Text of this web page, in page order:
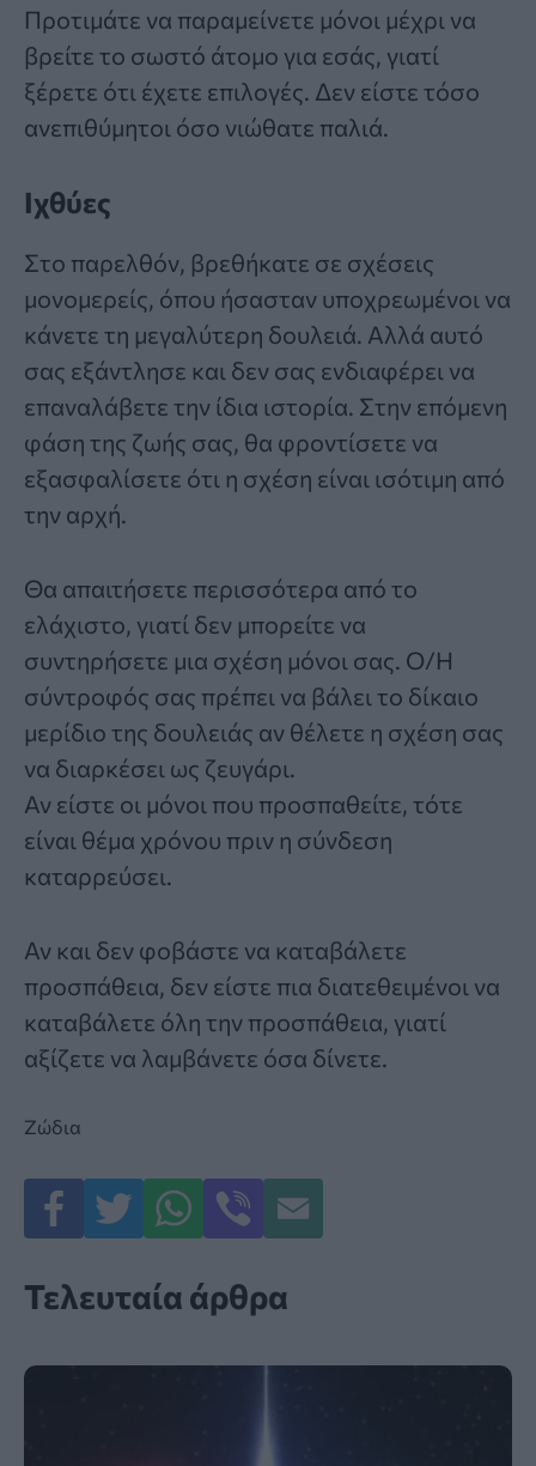
Προτιμάτε να παραμείνετε μόνοι μέχρι να
βρείτε το σωστό άτομο για εσάς, γιατί
ξέρετε ότι έχετε επιλογές. Δεν είστε τόσο
ανεπιθύμητοι όσο νιώθατε παλιά.
Ιχθύες
Στο παρελθόν, βρεθήκατε σε σχέσεις
μονομερείς, όπου ήσασταν υποχρεωμένοι να
κάνετε τη μεγαλύτερη δουλειά. Αλλά αυτό
σας εξάντλησε και δεν σας ενδιαφέρει να
επαναλάβετε την ίδια ιστορία. Στην επόμενη
φάση της ζωής σας, θα φροντίσετε να
εξασφαλίσετε ότι η σχέση είναι ισότιμη από
την αρχή.
Θα απαιτήσετε περισσότερα από το
ελάχιστο, γιατί δεν μπορείτε να
συντηρήσετε μια σχέση μόνοι σας. Ο/Η
σύντροφός σας πρέπει να βάλει το δίκαιο
μερίδιο της δουλειάς αν θέλετε η σχέση σας
να διαρκέσει ως ζευγάρι.
Αν είστε οι μόνοι που προσπαθείτε, τότε
είναι θέμα χρόνου πριν η σύνδεση
καταρρεύσει.
Αν και δεν φοβάστε να καταβάλετε
προσπάθεια, δεν είστε πια διατεθειμένοι να
καταβάλετε όλη την προσπάθεια, γιατί
αξίζετε να λαμβάνετε όσα δίνετε.
Ζώδια
Τελευταία άρθρα